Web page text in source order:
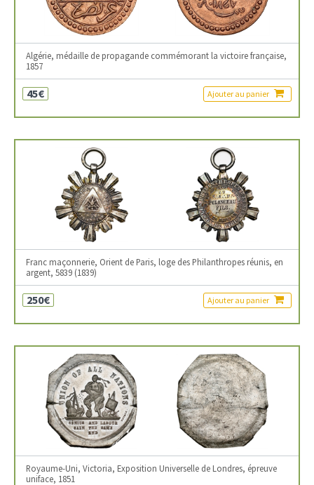
Algérie, médaille de propagande commémorant la victoire française,
1857
45€ Ajouter au panier
Franc maçonnerie, Orient de Paris, loge des Philanthropes réunis, en
argent, 5839 (1839)
250€ Ajouter au panier
Royaume-Uni, Victoria, Exposition Universelle de Londres, épreuve
uniface, 1851